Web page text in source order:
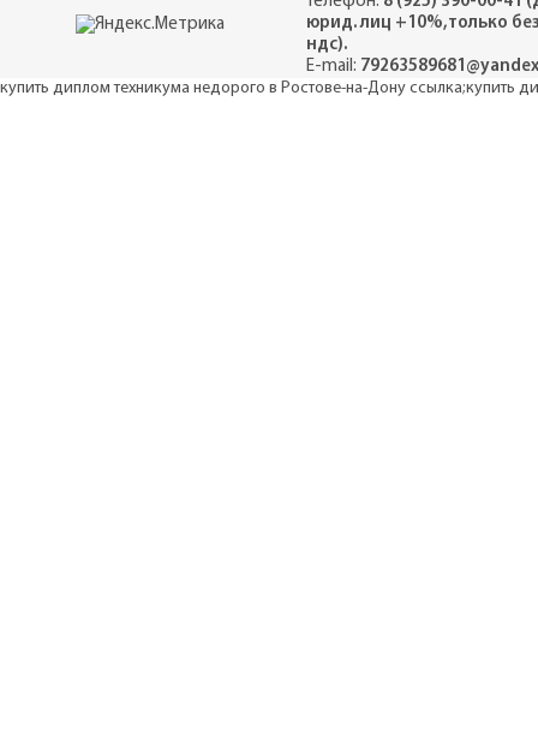
юрид. лиц +10%,только
ндс).
E-mail:
купить диплом техникума недорого в Ростове-на-Дону ссылка;купить